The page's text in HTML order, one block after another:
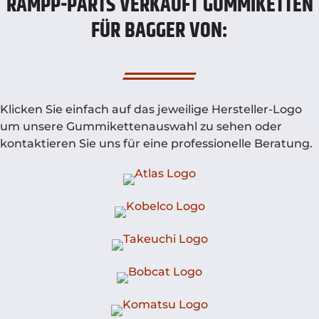
FÜR BAGGER VON:
Klicken Sie einfach auf das jeweilige Hersteller-Logo
um unsere Gummikettenauswahl zu sehen oder
kontaktieren Sie uns für eine professionelle Beratung.